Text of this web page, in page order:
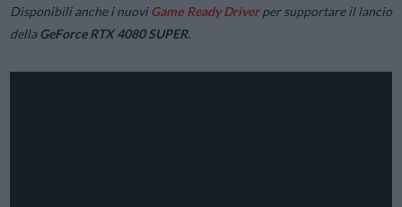
Disponibili anche i nuoviGame Ready Driverper supportare il lancio
dellaGeForce RTX 4080 SUPER.